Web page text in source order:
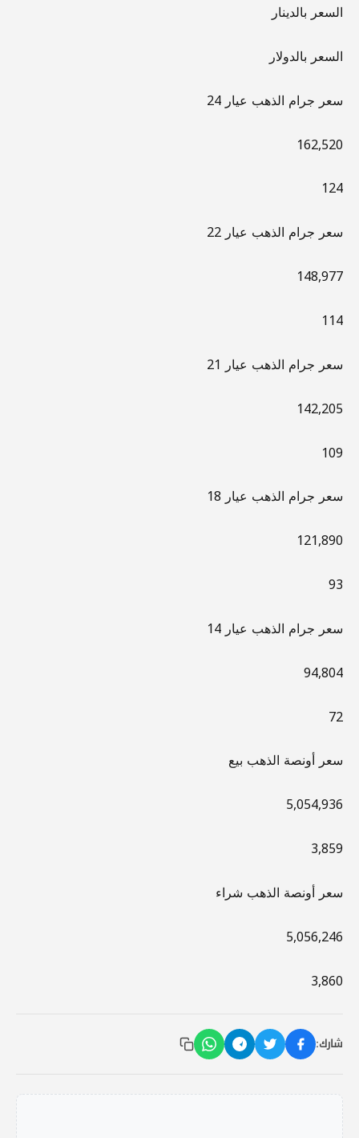
السعر بالدينار
السعر بالدولار
سعر جرام الذهب عيار 24
162,520
124
سعر جرام الذهب عيار 22
148,977
114
سعر جرام الذهب عيار 21
142,205
109
سعر جرام الذهب عيار 18
121,890
93
سعر جرام الذهب عيار 14
94,804
72
سعر أونصة الذهب بيع
5,054,936
3,859
سعر أونصة الذهب شراء
5,056,246
3,860
شارك: